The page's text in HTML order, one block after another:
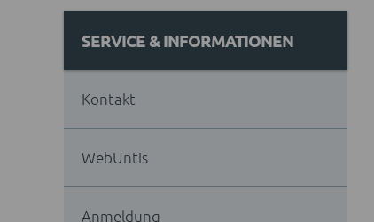
SERVICE & INFORMATIONEN
Kontakt
WebUntis
Anmeldung